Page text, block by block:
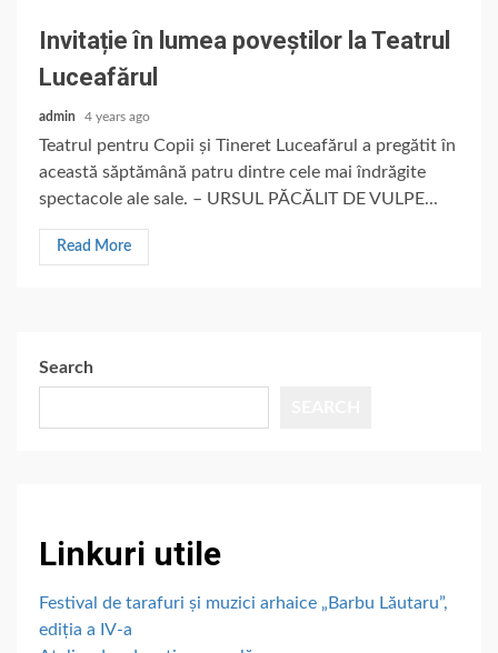
Invitație în lumea poveștilor la Teatrul
Luceafărul
admin 4 years ago
Teatrul pentru Copii și Tineret Luceafărul a pregătit în
această săptămână patru dintre cele mai îndrăgite
spectacole ale sale. – URSUL PĂCĂLIT DE VULPE...
Read More
Search
Linkuri utile
Festival de tarafuri și muzici arhaice „Barbu Lăutaru”,
ediția a IV-a